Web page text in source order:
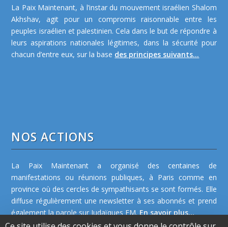
La Paix Maintenant, à l’instar du mouvement israélien Shalom
Akhshav, agit pour un compromis raisonnable entre les
peuples israélien et palestinien. Cela dans le but de répondre à
leurs aspirations nationales légitimes, dans la sécurité pour
chacun d’entre eux, sur la base des principes suivants...
NOS ACTIONS
La Paix Maintenant a organisé des centaines de
manifestations ou réunions publiques, à Paris comme en
province où des cercles de sympathisants se sont formés. Elle
diffuse régulièrement une newsletter à ses abonnés et prend
également la parole sur Judaïques FM. En savoir plus...